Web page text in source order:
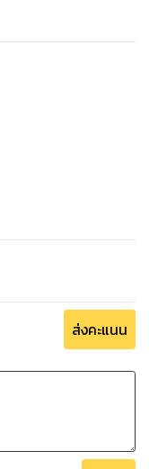
ส่งคะแนน